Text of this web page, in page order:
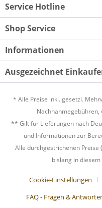
Service Hotline
Shop Service
Informationen
Ausgezeichnet
* Alle Preise inkl. gesetzl.
** Gilt für Lieferungen nach
und Informationen zur
Alle durchgestrichenen Preise
bislang in
Cookie-Einstellungen
FAQ - Fragen &